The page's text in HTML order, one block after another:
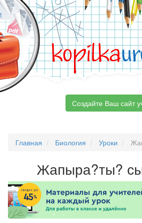
kopilka
Создайте Ваш сайт
Главная Биология Уроки
Жапыра?ты?